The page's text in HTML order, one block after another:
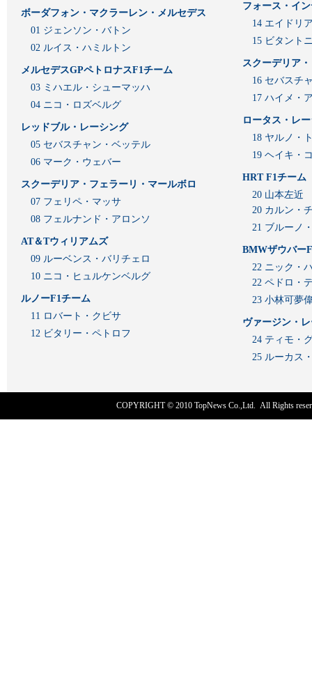
ボーダフォン・マクラーレン・メルセデス
01 ジェンソン・バトン
02 ルイス・ハミルトン
メルセデスGPペトロナスF1チーム
03 ミハエル・シューマッハ
04 ニコ・ロズベルグ
レッドブル・レーシング
05 セバスチャン・ベッテル
06 マーク・ウェバー
スクーデリア・フェラーリ・マールボロ
07 フェリペ・マッサ
08 フェルナンド・アロンソ
AT＆Tウィリアムズ
09 ルーベンス・バリチェロ
10 ニコ・ヒュルケンベルグ
ルノーF1チーム
11 ロバート・クビサ
12 ビタリー・ペトロフ
フォース・イ
14 エイドリ
15 ビタント
スクーデリア
16 セバスチ
17 ハイメ・
ロータス・レ
18 ヤルノ・
19 ヘイキ・
HRT F1チーム
20 山本左近
20 カルン・
21 ブルーノ
BMWザウバー
22 ニック・
22 ペドロ・
23 小林可夢
ヴァージン・
24 ティモ・
25 ルーカス
COPYRIGHT © 2010 TopNews Co.,Ltd. All Rights